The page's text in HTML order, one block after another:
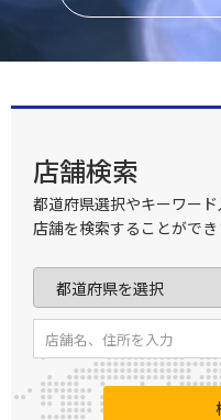
店舗検索
都道府県選択やキーワー
店舗を検索することができ